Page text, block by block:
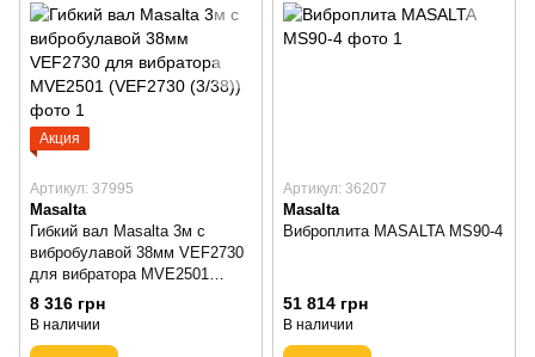
Акция
Артикул: 37995
Masalta
Гибкий вал Masalta 3м с
вибробулавой 38мм VEF2730
для вибратора MVE2501
(VEF2730 (3/38))
8 316 грн
В наличии
Артикул: 36207
Masalta
Виброплита MASALTA MS90-4
51 814 грн
В наличии